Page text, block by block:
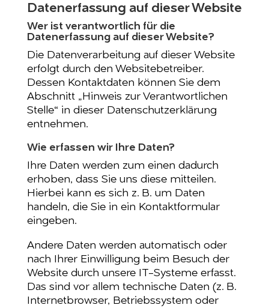
Datenerfassung auf dieser Website
Wer ist verantwortlich für die
Datenerfassung auf dieser Website?
Die Datenverarbeitung auf dieser Website
erfolgt durch den Websitebetreiber.
Dessen Kontaktdaten können Sie dem
Abschnitt „Hinweis zur Verantwortlichen
Stelle“ in dieser Datenschutzerklärung
entnehmen.
Wie erfassen wir Ihre Daten?
Ihre Daten werden zum einen dadurch
erhoben, dass Sie uns diese mitteilen.
Hierbei kann es sich z. B. um Daten
handeln, die Sie in ein Kontaktformular
eingeben.
Andere Daten werden automatisch oder
nach Ihrer Einwilligung beim Besuch der
Website durch unsere IT-Systeme erfasst.
Das sind vor allem technische Daten (z. B.
Internetbrowser, Betriebssystem oder